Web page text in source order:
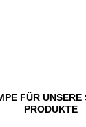
FÜR
PRODUKTE